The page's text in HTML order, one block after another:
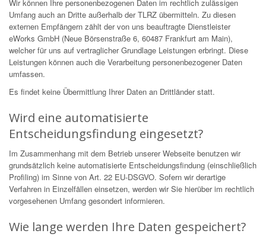
Wir können Ihre personenbezogenen Daten im rechtlich zulässigen
Umfang auch an Dritte außerhalb der TLRZ übermitteln. Zu diesen
externen Empfängern zählt der von uns beauftragte Dienstleister
eWorks GmbH (Neue Börsenstraße 6, 60487 Frankfurt am Main),
welcher für uns auf vertraglicher Grundlage Leistungen erbringt. Diese
Leistungen können auch die Verarbeitung personenbezogener Daten
umfassen.
Es findet keine Übermittlung Ihrer Daten an Drittländer statt.
Wird eine automatisierte
Entscheidungsfindung eingesetzt?
Im Zusammenhang mit dem Betrieb unserer Webseite benutzen wir
grundsätzlich keine automatisierte Entscheidungsfindung (einschließlich
Profiling) im Sinne von Art. 22 EU-DSGVO. Sofern wir derartige
Verfahren in Einzelfällen einsetzen, werden wir Sie hierüber im rechtlich
vorgesehenen Umfang gesondert informieren.
Wie lange werden Ihre Daten gespeichert?